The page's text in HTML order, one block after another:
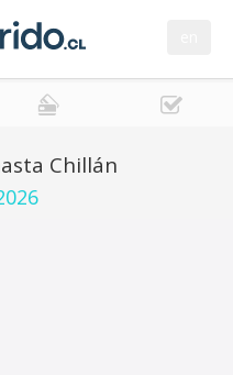
Chillán